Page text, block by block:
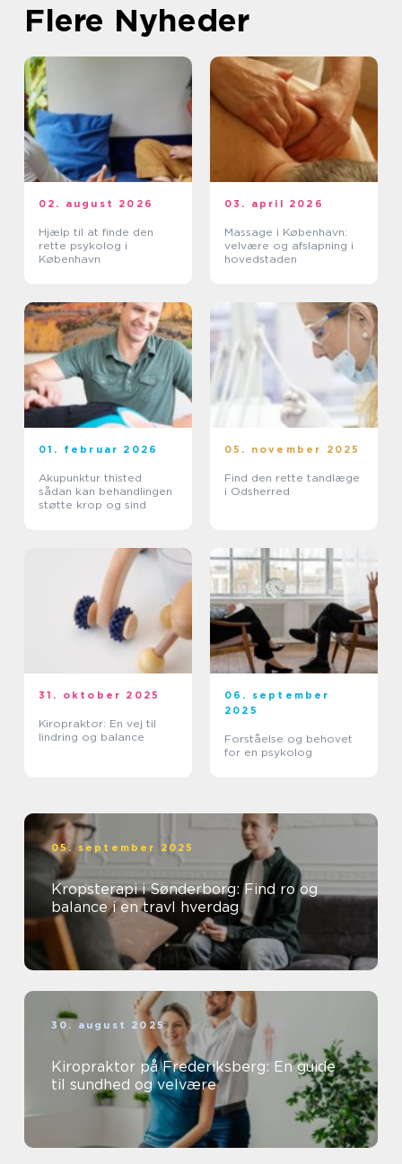
Flere Nyheder
02. august 2026
Hjælp til at finde den
rette psykolog i
København
03. april 2026
Massage i København:
velvære og afslapning i
hovedstaden
01. februar 2026
Akupunktur thisted
sådan kan behandlingen
støtte krop og sind
05. november 2025
Find den rette tandlæge
i Odsherred
31. oktober 2025
Kiropraktor: En vej til
lindring og balance
06. september
2025
Forståelse og behovet
for en psykolog
05. september 2025
Kropsterapi i Sønderborg: Find ro og
balance i en travl hverdag
30. august 2025
Kiropraktor på Frederiksberg: En guide
til sundhed og velvære